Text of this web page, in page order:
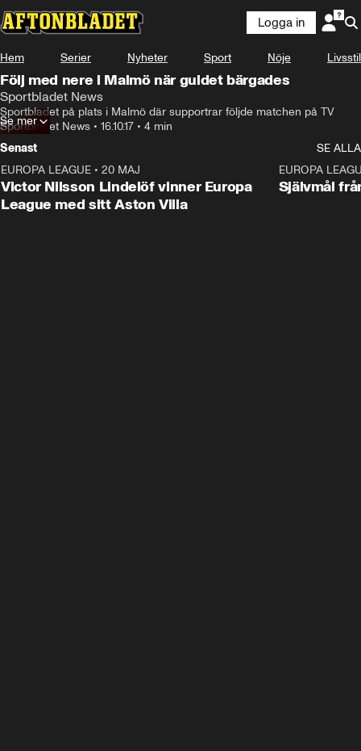
Logga in
Hem Serier Nyheter Sport Nöje Livsstil
Följ med nere i Malmö när guldet bärgades
Sportbladet News
Sportbladet på plats i Malmö där supportrar följde matchen på TV
Sportbladet News • 16.10.17 • 4 min
Se mer
Senast
SE ALLA
EUROPA LEAGUE • 20 MAJ
Victor Nilsson Lindelöf vinner Europa
League med sitt Aston Villa
EUROPA
Självmål